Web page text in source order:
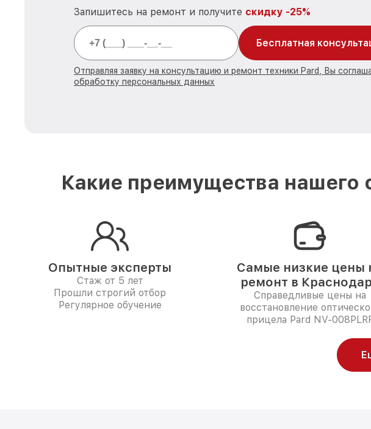
Запишитесь на ремонт и получите скидку -25%
Бесплатная
Отправляя заявку на консультацию и ремонт техники Pard, Вы
обработку персональных данных
Какие преимущества нашего
Опытные эксперты
Стаж от 5 лет
Прошли строгий отбор
Регулярное обучение
Самые низкие цены
ремонт в
Справедливые цены на
восстановление
прицела Pard NV-